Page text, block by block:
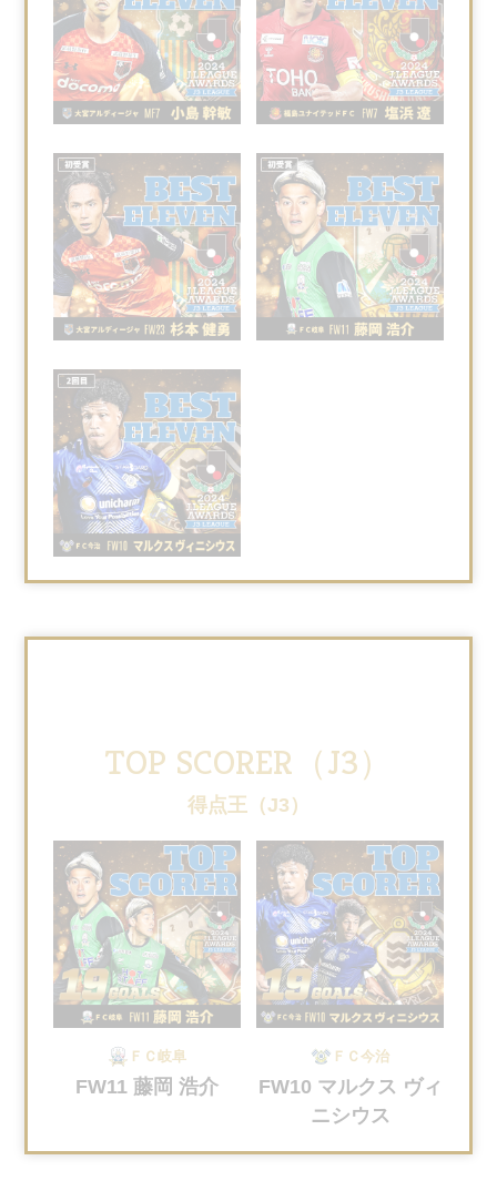
TOP SCORER（J3）
得点王（J3）
ＦＣ岐阜
FW11 藤岡 浩介
ＦＣ今治
FW10 マルクス ヴィ
ニシウス